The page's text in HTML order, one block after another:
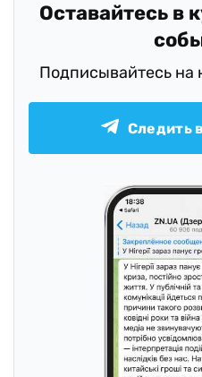
Оставайтесь в
Подписывайтесь на
Следить